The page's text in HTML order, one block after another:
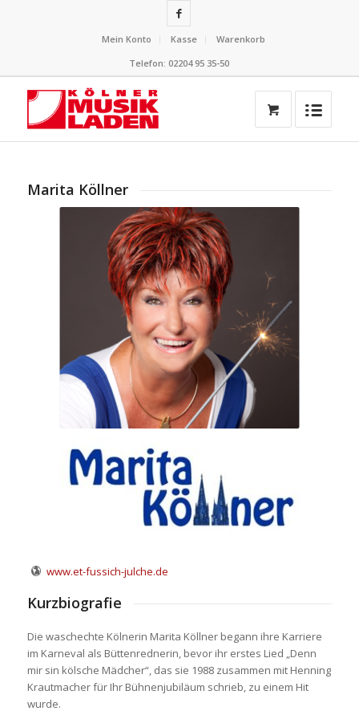
Mein Konto Kasse
Warenkorb
Telefon: 02204 95 35-50
Marita Köllner
www.et-fussich-julche.de
Kurzbiografie
Die waschechte Kölnerin Marita Köllner begann ihre Karriere
im Karneval als Büttenrednerin, bevor ihr erstes Lied „Denn
mir sin kölsche Mädcher“, das sie 1988 zusammen mit Henning
Krautmacher für Ihr Bühnenjubiläum schrieb, zu einem Hit
wurde.